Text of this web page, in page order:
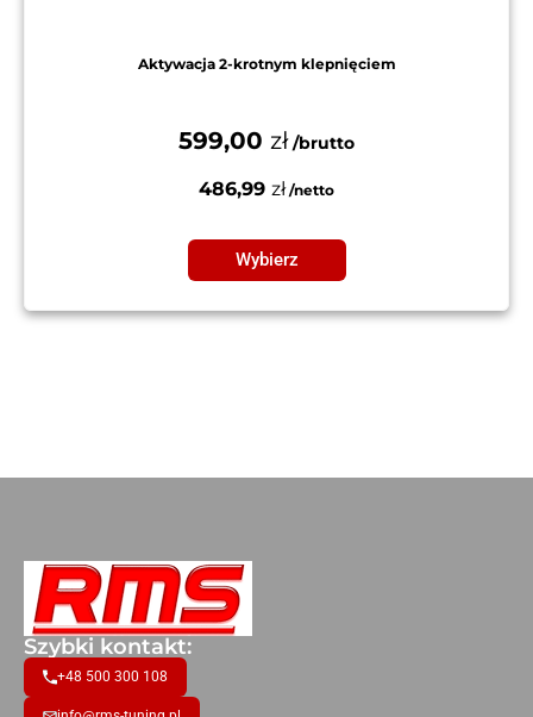
Aktywacja 2-krotnym klepnięciem
599,00 zł
486,99 zł
Wybierz
Szybki kontakt:
+48 500 300 108